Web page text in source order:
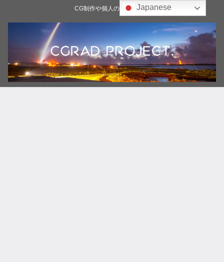
CG制作や個人の雑記ブログJapanese